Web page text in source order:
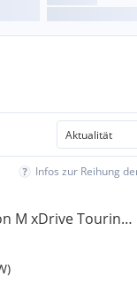
Infos zur Reihung
M xDrive Touring